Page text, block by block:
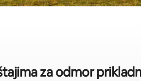
za odmor